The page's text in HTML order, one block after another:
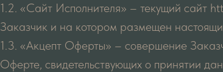
1.2. «Сайт Исполнителя» – текущий сайт
Заказчик и на котором размещен
1.3. «Акцепт Оферты» – совершение
Оферте, свидетельствующих о принятии